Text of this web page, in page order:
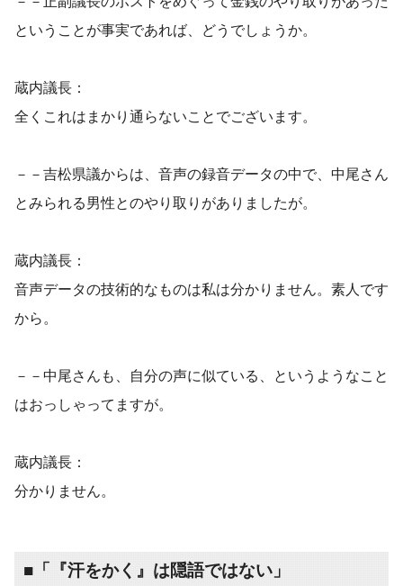
ということが事実であれば、どうでしょうか。
蔵内議長：
全くこれはまかり通らないことでございます。
－－吉松県議からは、音声の録音データの中で、中尾さん
とみられる男性とのやり取りがありましたが。
蔵内議長：
音声データの技術的なものは私は分かりません。素人です
から。
－－中尾さんも、自分の声に似ている、というようなこと
はおっしゃってますが。
蔵内議長：
分かりません。
■「『汗をかく』は隠語ではない」